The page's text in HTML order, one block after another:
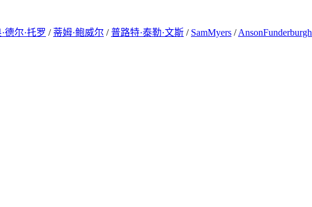
德尔·托罗 / 蒂姆·鲍威尔 /普路特·泰勒·文斯 / SamMyers /AnsonFunderburgh